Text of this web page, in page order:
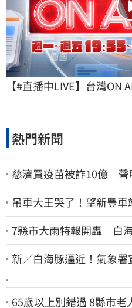
【#直播中LIVE】台灣ON
熱門新聞
慈濟買疫苗被詐10億 聲
吊車大王哭了！望新豐
7縣市大雨特報開轟 白
新／白海豚逼近！氣象
65歲以上別錯過 8縣市老